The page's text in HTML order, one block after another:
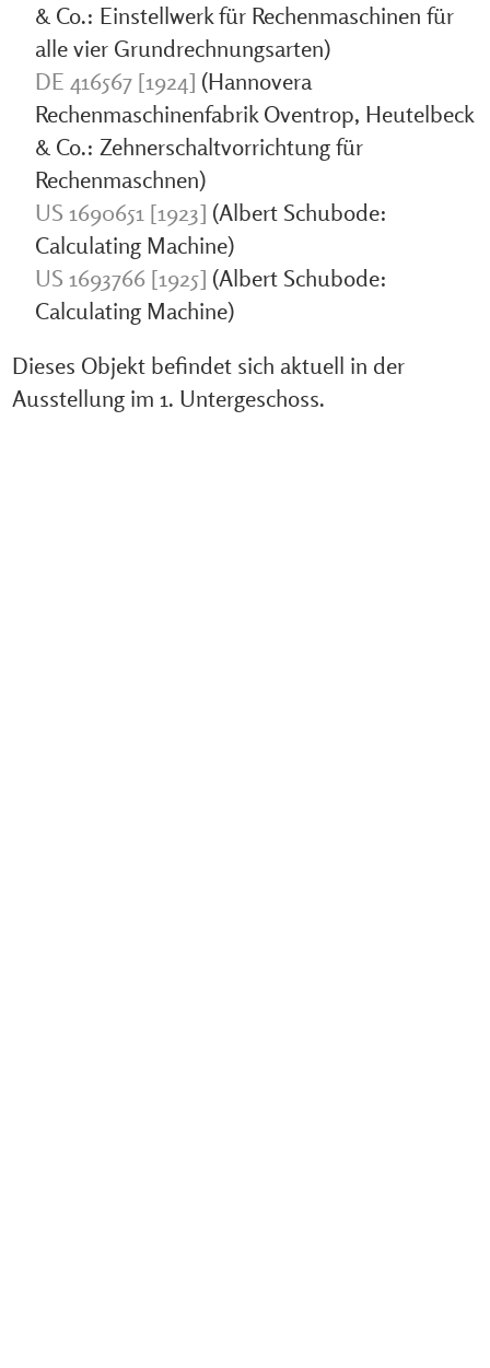
& Co.: Einstellwerk für Rechenmaschinen für
alle vier Grundrechnungsarten)
DE 416567 [1924] (Hannovera
Rechenmaschinenfabrik Oventrop, Heutelbeck
& Co.: Zehnerschaltvorrichtung für
Rechenmaschnen)
US 1690651 [1923] (Albert Schubode:
Calculating Machine)
US 1693766 [1925] (Albert Schubode:
Calculating Machine)
Dieses Objekt befindet sich aktuell in der
Ausstellung im 1. Untergeschoss.